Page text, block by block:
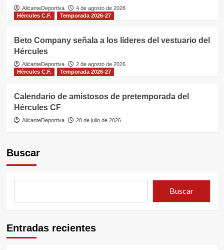
AlicanteDeportiva
4 de agosto de 2026
Hércules C.F.
Temporada 2026-27
Beto Company señala a los líderes del vestuario del
Hércules
AlicanteDeportiva
2 de agosto de 2026
Hércules C.F.
Temporada 2026-27
Calendario de amistosos de pretemporada del
Hércules CF
AlicanteDeportiva 28 de julio de 2026
Buscar
Buscar
Entradas recientes